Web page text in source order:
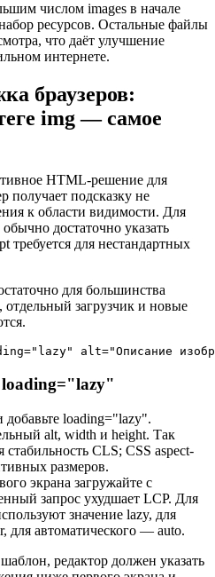
числом images в начале
ресурсов. Остальные файлы
что даёт улучшение
интернете.
браузеров:
img — самое
HTML-решение для
получает подсказку не
к области видимости. Для
достаточно указать
требуется для нестандартных
для большинства
загрузчик и новые
alt="Описание
loading="lazy"
loading="lazy".
alt, width и height. Так
стабильность CLS; CSS aspect-
размеров.
экрана загружайте с
запрос ухудшает LCP. Для
значение lazy, для
для автоматического — auto.
редактор должен указать